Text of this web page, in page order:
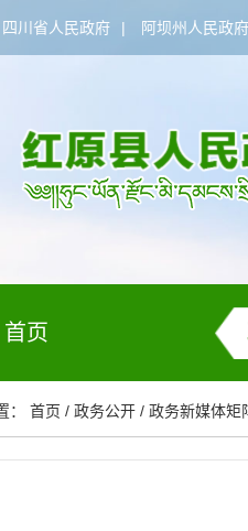
四川省人民政府 | 阿坝州人民政府
首页
： 首页 / 政务公开 / 政务新媒体矩